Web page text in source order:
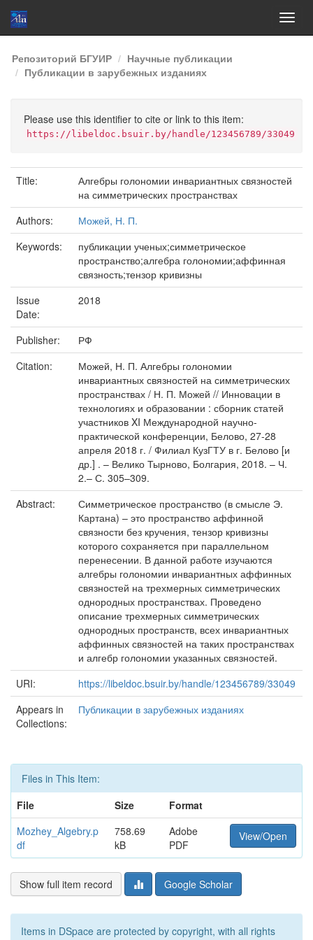
Skip
navigation
Репозиторий БГУИР
Научные публикации
Публикации в зарубежных изданиях
Please use this identifier to cite or link to this item:
https://libeldoc.bsuir.by/handle/123456789/33049
Title:
Алгебры голономии инвариантных связностей
на симметрических пространствах
Authors:
Можей, Н. П.
Keywords:
публикации ученых;симметрическое
пространство;алгебра голономии;аффинная
связность;тензор кривизны
Issue
Date:
2018
Publisher:
РФ
Citation:
Можей, Н. П. Алгебры голономии
инвариантных связностей на симметрических
пространствах / Н. П. Можей // Инновации в
технологиях и образовании : сборник статей
участников XI Международной научно-
практической конференции, Белово, 27-28
апреля 2018 г. / Филиал КузГТУ в г. Белово [и
др.] . – Велико Тырново, Болгария, 2018. – Ч.
2.– С. 305–309.
Abstract:
Симметрическое пространство (в смысле Э.
Картана) – это пространство аффинной
связности без кручения, тензор кривизны
которого сохраняется при параллельном
перенесении. В данной работе изучаются
алгебры голономии инвариантных аффинных
связностей на трехмерных симметрических
однородных пространствах. Проведено
описание трехмерных симметрических
однородных пространств, всех инвариантных
аффинных связностей на таких пространствах
и алгебр голономии указанных связностей.
URI:
https://libeldoc.bsuir.by/handle/123456789/33049
Appears in
Collections:
Публикации в зарубежных изданиях
Files in This Item:
File
Size
Format
Mozhey_Algebry.p
df
758.69
kB
Adobe
PDF
View/Open
Show full item record Google Scholar
Items in DSpace are protected by copyright, with all rights